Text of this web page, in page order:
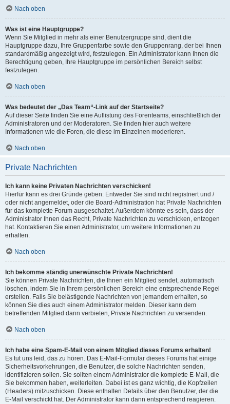
Nach oben
Was ist eine Hauptgruppe?
Wenn Sie Mitglied in mehr als einer Benutzergruppe sind, dient die
Hauptgruppe dazu, Ihre Gruppenfarbe sowie den Gruppenrang, der bei Ihnen
standardmäßig angezeigt wird, festzulegen. Ein Administrator kann Ihnen die
Berechtigung geben, Ihre Hauptgruppe im persönlichen Bereich selbst
festzulegen.
Nach oben
Was bedeutet der „Das Team“-Link auf der Startseite?
Auf dieser Seite finden Sie eine Auflistung des Forenteams, einschließlich der
Administratoren und der Moderatoren. Sie finden hier auch weitere
Informationen wie die Foren, die diese im Einzelnen moderieren.
Nach oben
Private Nachrichten
Ich kann keine Privaten Nachrichten verschicken!
Hierfür kann es drei Gründe geben: Entweder Sie sind nicht registriert und /
oder nicht angemeldet, oder die Board-Administration hat Private Nachrichten
für das komplette Forum ausgeschaltet. Außerdem könnte es sein, dass der
Administrator Ihnen das Recht, Private Nachrichten zu verschicken, entzogen
hat. Kontaktieren Sie einen Administrator, um weitere Informationen zu
erhalten.
Nach oben
Ich bekomme ständig unerwünschte Private Nachrichten!
Sie können Private Nachrichten, die Ihnen ein Mitglied sendet, automatisch
löschen, indem Sie in Ihrem persönlichen Bereich eine entsprechende Regel
erstellen. Falls Sie belästigende Nachrichten von jemandem erhalten, so
können Sie dies auch einem Administrator melden. Dieser kann dem
betreffenden Mitglied dann verbieten, Private Nachrichten zu versenden.
Nach oben
Ich habe eine Spam-E-Mail von einem Mitglied dieses Forums erhalten!
Es tut uns leid, das zu hören. Das E-Mail-Formular dieses Forums hat einige
Sicherheitsvorkehrungen, die Benutzer, die solche Nachrichten senden,
identifizieren sollen. Sie sollten einem Administrator die komplette E-Mail, die
Sie bekommen haben, weiterleiten. Dabei ist es ganz wichtig, die Kopfzeilen
(Headers) mitzuschicken. Diese enthalten Details über den Benutzer, der die
E-Mail verschickt hat. Der Administrator kann dann entsprechend reagieren.